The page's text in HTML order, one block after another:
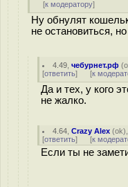
[к модератору]
Ну обнулят
не остановиться,
4.49 ,чебурнет.рф (
[ответить] [к
Да и тех, у кого
не жалко.
4.64 ,Crazy Alex (ok
[ответить] [к
Если ты не